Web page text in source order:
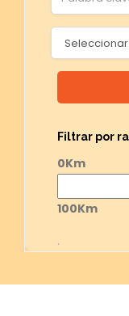
Filtrar por
0Km
100Km
.